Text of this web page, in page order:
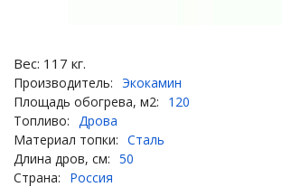
Вес: 117 кг.
Производитель: Экокамин
Площадь обогрева, м2:
120
Топливо: Дрова
Материал топки: Сталь
Длина дров, см: 50
Страна:
Россия